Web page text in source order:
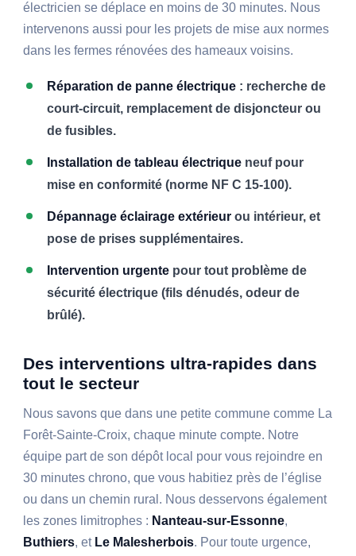
électricien se déplace en moins de 30 minutes. Nous
intervenons aussi pour les projets de mise aux normes
dans les fermes rénovées des hameaux voisins.
Réparation de panne électrique : recherche de
court-circuit, remplacement de disjoncteur ou
de fusibles.
Installation de tableau électrique neuf pour
mise en conformité (norme NF C 15-100).
Dépannage éclairage extérieur ou intérieur, et
pose de prises supplémentaires.
Intervention urgente pour tout problème de
sécurité électrique (fils dénudés, odeur de
brûlé).
Des interventions ultra-rapides dans
tout le secteur
Nous savons que dans une petite commune comme La
Forêt-Sainte-Croix, chaque minute compte. Notre
équipe part de son dépôt local pour vous rejoindre en
30 minutes chrono, que vous habitiez près de l’église
ou dans un chemin rural. Nous desservons également
les zones limitrophes : Nanteau-sur-Essonne,
Buthiers, et Le Malesherbois. Pour toute urgence,